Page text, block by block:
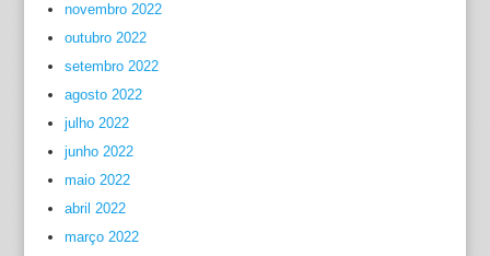
novembro 2022
outubro 2022
setembro 2022
agosto 2022
julho 2022
junho 2022
maio 2022
abril 2022
março 2022